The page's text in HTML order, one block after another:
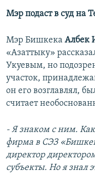
Мэр подаст в суд на
Мэр Бишкека Албек
«Азаттыку»
Укуевым, но
участок,
он его возглавлял,
считает
- Я знаком с ним. Как
фирма в СЭЗ
директор
субъекты. Но я знал